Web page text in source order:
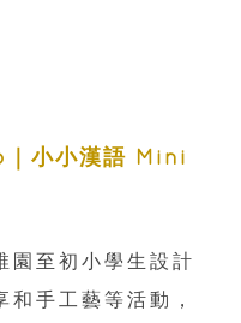
小小漢語 Mini
園至初小學生設計
手工藝等活動，